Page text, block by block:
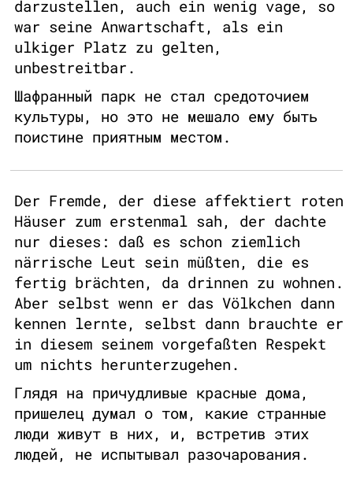
darzustellen, auch ein wenig vage, so
war seine Anwartschaft, als ein
ulkiger Platz zu gelten,
unbestreitbar.
Шафранный парк не стал средоточием
культуры, но это не мешало ему быть
поистине приятным местом.
Der Fremde, der diese affektiert roten
Häuser zum erstenmal sah, der dachte
nur dieses: daß es schon ziemlich
närrische Leut sein müßten, die es
fertig brächten, da drinnen zu wohnen.
Aber selbst wenn er das Völkchen dann
kennen lernte, selbst dann brauchte er
in diesem seinem vorgefaßten Respekt
um nichts herunterzugehen.
Глядя на причудливые красные дома,
пришелец думал о том, какие странные
люди живут в них, и, встретив этих
людей, не испытывал разочарования.